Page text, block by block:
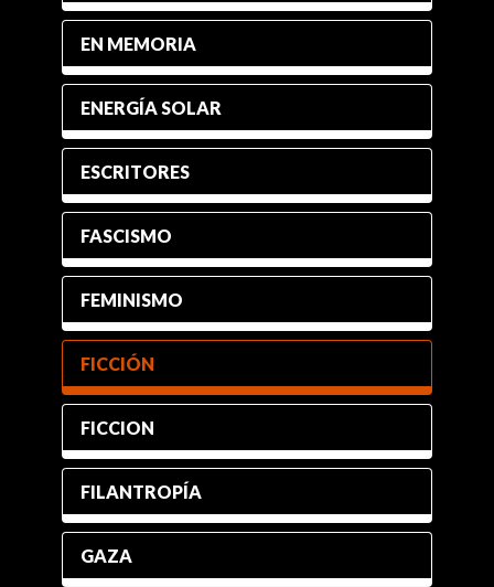
EN MEMORIA
ENERGÍA SOLAR
ESCRITORES
FASCISMO
FEMINISMO
FICCIÓN
FICCION
FILANTROPÍA
GAZA